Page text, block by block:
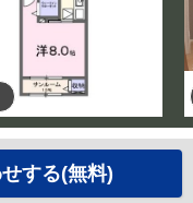
する(無料)